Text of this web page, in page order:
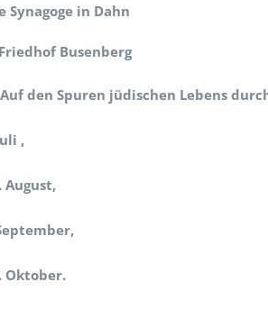
Synagoge in Dahn
Busenberg
Auf den Spuren jüdischen Lebens
,
August,
Oktober.